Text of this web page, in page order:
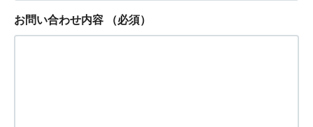
お問い合わせ内容 （必須）